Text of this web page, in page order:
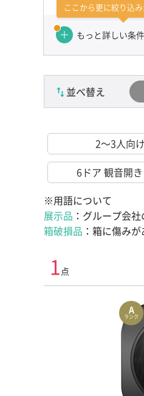
アイロン・
生活家電そ
カテゴリーを選び直す
ここから更に絞り込
もっと詳しい条
並べ替え
2～3人向
6ドア 観音開
※用語について
展示品 ：グループ会
箱破損品 ：箱に傷み
1 点
A
ランク